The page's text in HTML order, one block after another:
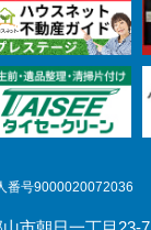
番号9000020072036